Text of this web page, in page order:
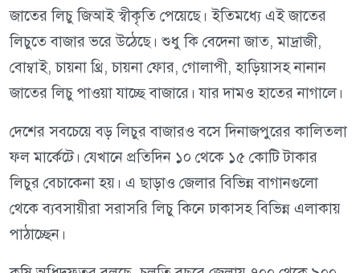
জাতের লিচু জিআই স্বীকৃতি পেয়েছে। ইতিমধ্যে এই জাতের
লিচুতে বাজার ভরে উঠেছে। শুধু কি বেদেনা জাত, মাদ্রাজী,
বোম্বাই, চায়না থ্রি, চায়না ফোর, গোলাপী, হাড়িয়াসহ নানান
জাতের লিচু পাওয়া যাচ্ছে বাজারে। যার দামও হাতের নাগালে।
দেশের সবচেয়ে বড় লিচুর বাজারও বসে দিনাজপুরের কালিতলা
ফল মার্কেটে। যেখানে প্রতিদিন ১০ থেকে ১৫ কোটি টাকার
লিচুর বেচাকেনা হয়। এ ছাড়াও জেলার বিভিন্ন বাগানগুলো
থেকে ব্যবসায়ীরা সরাসরি লিচু কিনে ঢাকাসহ বিভিন্ন এলাকায়
পাঠাচ্ছেন।